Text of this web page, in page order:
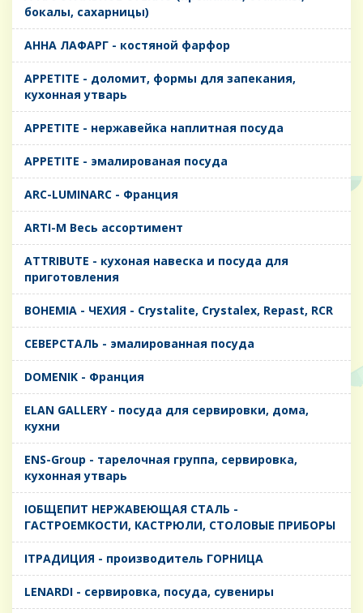
бокалы, сахарницы)
AHHA ЛАФАРГ - костяной фарфор
APPETITE - доломит, формы для запекания,
кухонная утварь
APPETITE - нержавейка наплитная посуда
APPETITE - эмалированая посуда
ARC-LUMINARC - Франция
ARTI-M Весь ассортимент
ATTRIBUTE - кухоная навеска и посуда для
приготовления
BOHEMIA - ЧЕХИЯ - Crystalite, Crystalex, Repast, RCR
CЕВЕРСТАЛЬ - эмалированная посуда
DOMENIK - Франция
ELAN GALLERY - посуда для сервировки, дома,
кухни
ENS-Group - тарелочная группа, сервировка,
кухонная утварь
IОБЩЕПИТ НЕРЖАВЕЮЩАЯ СТАЛЬ -
ГАСТРОЕМКОСТИ, КАСТРЮЛИ, СТОЛОВЫЕ ПРИБОРЫ
IТРАДИЦИЯ - производитель ГОРНИЦА
LENARDI - сервировка, посуда, сувениры